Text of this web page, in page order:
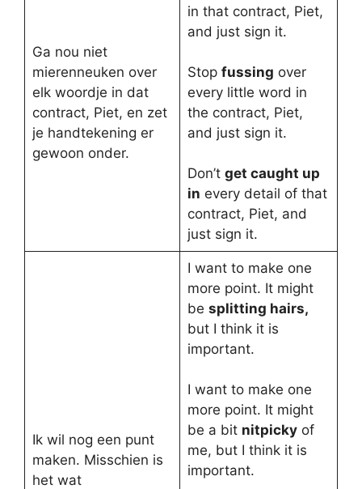
Ga nou niet
mierenneuken over
elk woordje in dat
contract, Piet, en zet
je handtekening er
gewoon onder.
in that contract, Piet,
and just sign it.
Stop fussing over
every little word in
the contract, Piet,
and just sign it.
Don’t get caught up
in every detail of that
contract, Piet, and
just sign it.
Ik wil nog een punt
maken. Misschien is
het wat
I want to make one
more point. It might
be splitting hairs,
but I think it is
important.
I want to make one
more point. It might
be a bit nitpickyof
me, but I think it is
important.